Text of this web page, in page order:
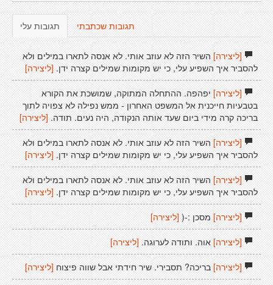
תגובות עלי תגובות שכתבתי
[ליצירה]השיר הזה לא עוזב אותי. לא אנסה לתארו במילים ולא
להסביר איך השפיע עלי, כי יש מקומות שמילים קצרה ידן. [ליצירה]
[ליצירה]יפהפה. ההתחלה המתוקה, שמושכת את הקורא
בטבעיות חייכנית אל המשפט האחרון - ממש נפילה לא צפויה לתוך
בריכה קרה מידי ביום שעד אותה הנקודה, היה נעים. תודה. [ליצירה]
[ליצירה]השיר הזה לא עוזב אותי. לא אנסה לתארו במילים ולא
להסביר איך השפיע עלי, כי יש מקומות שמילים קצרה ידן. [ליצירה]
[ליצירה]השיר הזה לא עוזב אותי. לא אנסה לתארו במילים ולא
להסביר איך השפיע עלי, כי יש מקומות שמילים קצרה ידן. [ליצירה]
[ליצירה]מסכן :-( [ליצירה]
[ליצירה]אוה. ותודה לערוגה.[ליצירה]
[ליצירה]בריכה? תסבירי. שיר חידתי אבל שווה פיצוח [ליצירה]